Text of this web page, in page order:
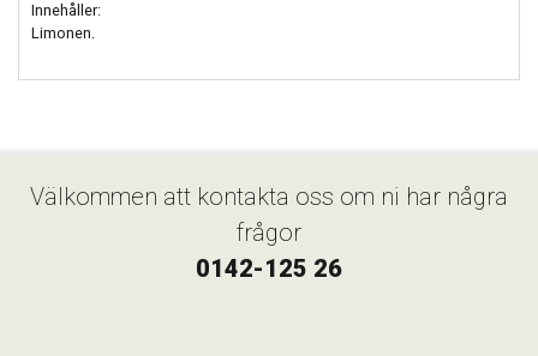
Innehåller:
Limonen.
Välkommen att kontakta oss om ni har några
frågor
0142-125 26